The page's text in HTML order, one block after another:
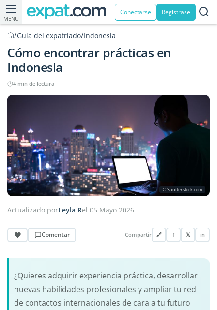
MENU
Conectarse Registrase
/Guía del expatriado/Indonesia
Cómo encontrar prácticas en
Indonesia
4 min de lectura
© Shutterstock.com
Actualizado porLeyla Rel 05 Mayo 2026
Comentar Compartir 🔗 f 𝕏 in
¿Quieres adquirir experiencia práctica, desarrollar
nuevas habilidades profesionales y ampliar tu red
de contactos internacionales de cara a tu futuro